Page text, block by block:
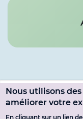
Menu
Nous utilisons
améliorer votre
En cliquant sur un lien